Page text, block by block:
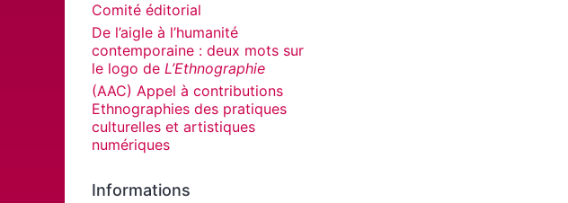
Comité éditorial
De l’aigle à l’humanité
contemporaine : deux mots sur
le logo de L’Ethnographie
(AAC) Appel à contributions
Ethnographies des pratiques
culturelles et artistiques
numériques
Informations